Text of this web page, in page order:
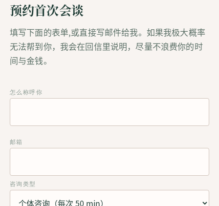
预约首次会谈
填写下面的表单,或直接写邮件给我。如果我极大概率
无法帮到你，我会在回信里说明，尽量不浪费你的时
间与金钱。
怎么称呼你
邮箱
咨询类型